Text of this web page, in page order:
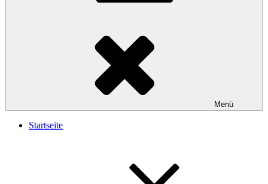
Menü
Startseite